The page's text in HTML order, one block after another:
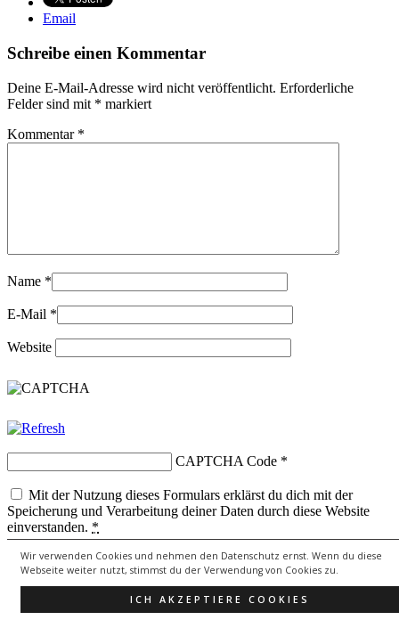
Wir verwenden Cookies und nehmen den Datenschutz ernst. Wenn du diese
Webseite weiter nutzt, stimmst du der Verwendung von Cookies zu.
ICH AKZEPTIERE COOKIES
Email
Schreibe einen Kommentar
Deine E-Mail-Adresse wird nicht veröffentlicht. Erforderliche
Felder sind mit * markiert
Kommentar *
Name *
E-Mail *
Website
CAPTCHA Code *
Mit der Nutzung dieses Formulars erklärst du dich mit der
Speicherung und Verarbeitung deiner Daten durch diese Website
einverstanden. *
Copyright © 2026lebenssongs.deAll Rights Reserved.
Theme: Catch Evolution byCatch Themes